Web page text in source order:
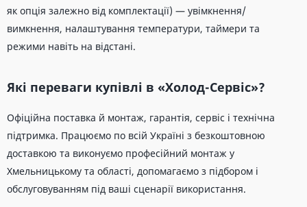
як опція залежно від комплектації) — увімкнення/
вимкнення, налаштування температури, таймери та
режими навіть на відстані.
Які переваги купівлі в «Холод-Сервіс»?
Офіційна поставка й монтаж, гарантія, сервіс і технічна
підтримка. Працюємо по всій Україні з безкоштовною
доставкою та виконуємо професійний монтаж у
Хмельницькому та області, допомагаємо з підбором і
обслуговуванням під ваші сценарії використання.